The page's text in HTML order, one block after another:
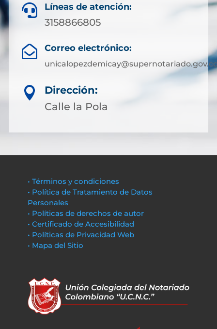
 Líneas de atención:
3158866805
 Correo electrónico:

Dirección:
Calle la Pola
• Términos y condiciones
• Política de Tratamiento de Datos
Personales
• Políticas de derechos de autor
• Certificado de Accesibilidad
• Políticas de Privacidad Web
• Mapa del Sitio